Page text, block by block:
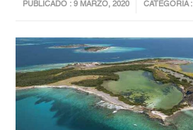
PUBLICADO : 9 MARZO, 2020 CATEGORIA :